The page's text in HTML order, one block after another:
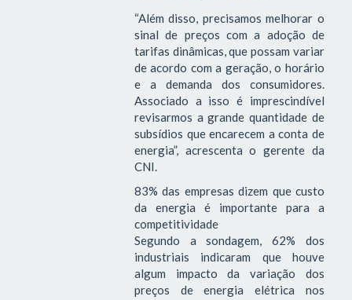
“Além disso, precisamos melhorar o
sinal de preços com a adoção de
tarifas dinâmicas, que possam variar
de acordo com a geração, o horário
e a demanda dos consumidores.
Associado a isso é imprescindível
revisarmos a grande quantidade de
subsídios que encarecem a conta de
energia”, acrescenta o gerente da
CNI.
83% das empresas dizem que custo
da energia é importante para a
competitividade
Segundo a sondagem, 62% dos
industriais indicaram que houve
algum impacto da variação dos
preços de energia elétrica nos